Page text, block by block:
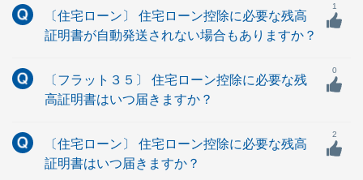
〔住宅ローン〕 住宅ローン控除に必要な残高
証明書が自動発送されない場合もありますか？
1
〔フラット３５〕 住宅ローン控除に必要な残
高証明書はいつ届きますか？
0
〔住宅ローン〕 住宅ローン控除に必要な残高
証明書はいつ届きますか？
2